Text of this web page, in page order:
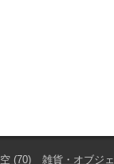
空 (70) 雑貨・オブジェ